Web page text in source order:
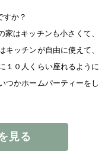
すか？
はキッチンも小さくて、
ッチンが自由に使えて、
１０人くらい座れるように
つかホームパーティーをし
見る